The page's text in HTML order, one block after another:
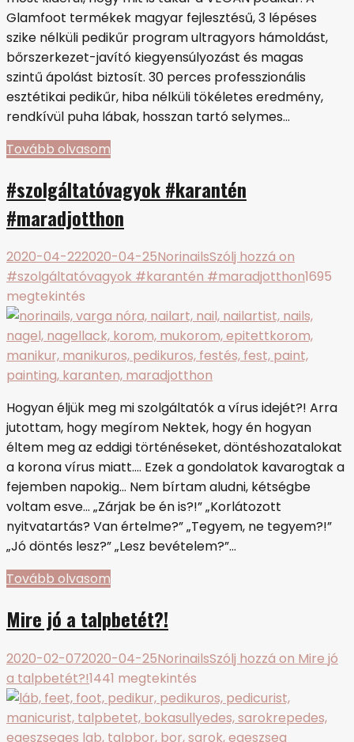
Glamfoot termékek magyar fejlesztésű, 3 lépéses
szike nélküli pedikűr program ultragyors hámoldást,
bőrszerkezet-javító kiegyensúlyozást és magas
szintű ápolást biztosít. 30 perces professzionális
esztétikai pedikűr, hiba nélküli tökéletes eredmény,
rendkívül puha lábak, hosszan tartó selymes…
Tovább olvasom
#szolgáltatóvagyok #karantén
#maradjotthon
2020-04-222020-04-25NorinailsSzólj hozzá on
#szolgáltatóvagyok #karantén #maradjotthon1695
megtekintés
Hogyan éljük meg mi szolgáltatók a vírus idejét?! Arra
jutottam, hogy megírom Nektek, hogy én hogyan
éltem meg az eddigi történéseket, döntéshozatalokat
a korona vírus miatt…. Ezek a gondolatok kavarogtak a
fejemben napokig… Nem bírtam aludni, kétségbe
voltam esve… „Zárjak be én is?!” „Korlátozott
nyitvatartás? Van értelme?” „Tegyem, ne tegyem?!”
„Jó döntés lesz?” „Lesz bevételem?”…
Tovább olvasom
Mire jó a talpbetét?!
2020-02-072020-04-25NorinailsSzólj hozzá on Mire jó
a talpbetét?!1441 megtekintés